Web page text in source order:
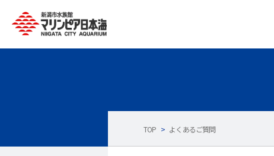
TOP > よくあるご質問